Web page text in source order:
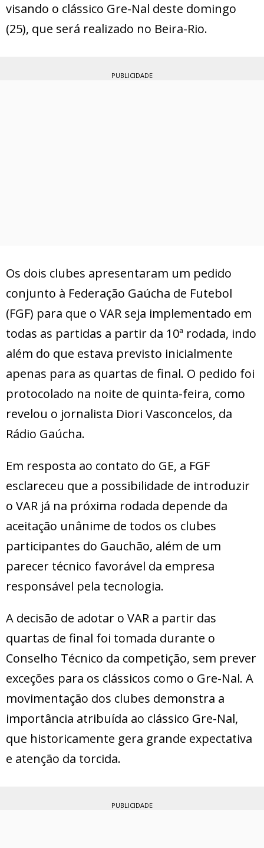
visando o clássico Gre-Nal deste domingo
(25), que será realizado no Beira-Rio.
PUBLICIDADE
Os dois clubes apresentaram um pedido
conjunto à Federação Gaúcha de Futebol
(FGF) para que o VAR seja implementado em
todas as partidas a partir da 10ª rodada, indo
além do que estava previsto inicialmente
apenas para as quartas de final. O pedido foi
protocolado na noite de quinta-feira, como
revelou o jornalista Diori Vasconcelos, da
Rádio Gaúcha.
Em resposta ao contato do GE, a FGF
esclareceu que a possibilidade de introduzir
o VAR já na próxima rodada depende da
aceitação unânime de todos os clubes
participantes do Gauchão, além de um
parecer técnico favorável da empresa
responsável pela tecnologia.
A decisão de adotar o VAR a partir das
quartas de final foi tomada durante o
Conselho Técnico da competição, sem prever
exceções para os clássicos como o Gre-Nal. A
movimentação dos clubes demonstra a
importância atribuída ao clássico Gre-Nal,
que historicamente gera grande expectativa
e atenção da torcida.
PUBLICIDADE